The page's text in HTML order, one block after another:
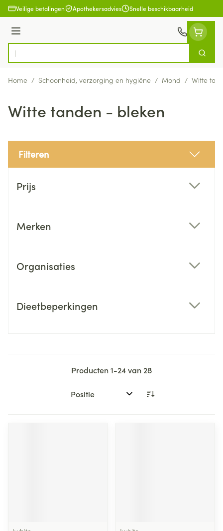
Ga naar de inhoud
Veilige betalingen Apothekersadvies Snelle beschikbaarheid
Menu
Product, merk, categorie...
Zoek
Home / Schoonheid, verzorging en hygiëne / Mond / Witte
Witte tanden - bleken
Filteren
Prijs
Merken
Organisaties
Dieetbeperkingen
Producten1-24van 28
Sorteer op: